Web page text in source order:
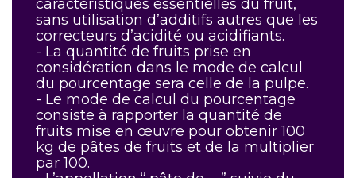
caractéristiques essentielles du fruit,
sans utilisation d’additifs autres que les
correcteurs d’acidité ou acidifiants.
- La quantité de fruits prise en
considération dans le mode de calcul
du pourcentage sera celle de la pulpe.
- Le mode de calcul du pourcentage
consiste à rapporter la quantité de
fruits mise en œuvre pour obtenir 100
kg de pâtes de fruits et de la multiplier
par 100.